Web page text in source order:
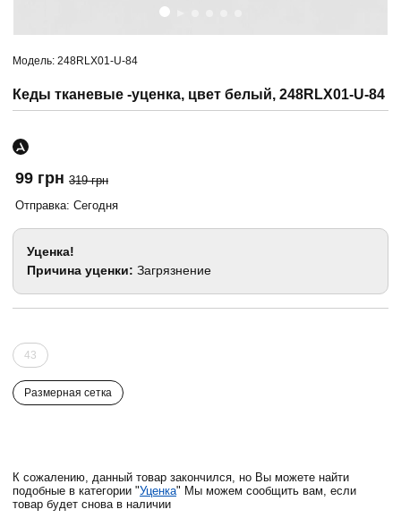
Модель: 248RLX01-U-84
Кеды тканевые -уценка, цвет белый, 248RLX01-U-84
99 грн 319 грн
Отправка: Сегодня
Уценка!
Причина уценки: Загрязнение
43
Размерная сетка
К сожалению, данный товар закончился, но Вы можете найти
подобные в категории "Уценка" Мы можем сообщить вам, если
товар будет снова в наличии